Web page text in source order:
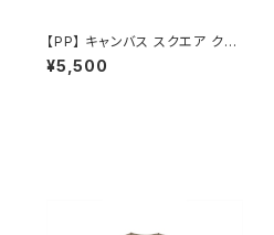
【PP】 キャンバス スクエア クッ
ションカバー（マスタード）
¥5,500